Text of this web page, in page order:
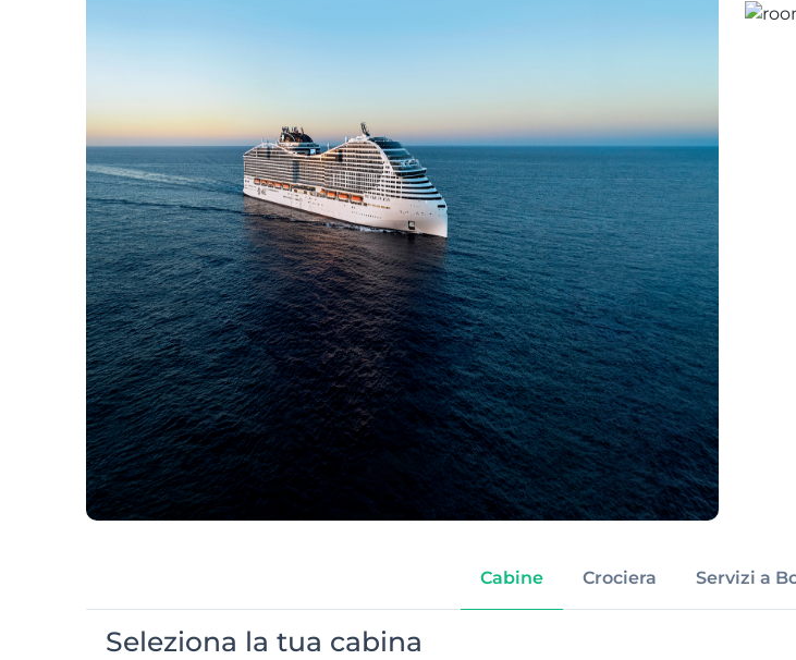
Cabine Crociera Servizi a
Seleziona la tua cabina